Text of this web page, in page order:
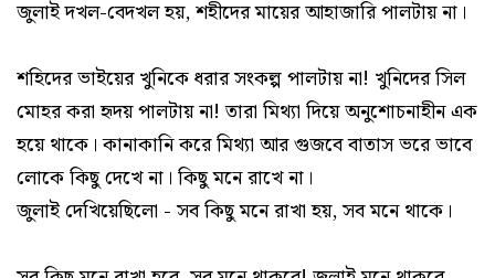
জুলাই দখল-বেদখল হয়, শহীদের মায়ের আহাজারি পালটায় না।
শহিদের ভাইয়ের খুনিকে ধরার সংকল্প পালটায় না! খুনিদের সিল
মোহর করা হৃদয় পালটায় না! তারা মিথ্যা দিয়ে অনুশোচনাহীন এক
হয়ে থাকে। কানাকানি করে মিথ্যা আর গুজবে বাতাস ভরে ভাবে
লোকে কিছু দেখে না। কিছু মনে রাখে না।
জুলাই দেখিয়েছিলো - সব কিছু মনে রাখা হয়, সব মনে থাকে।